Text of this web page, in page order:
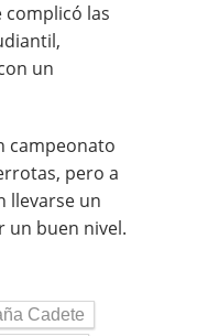
complicó las
un
campeonato
pero a
llevarse un
un buen nivel.
Cadete